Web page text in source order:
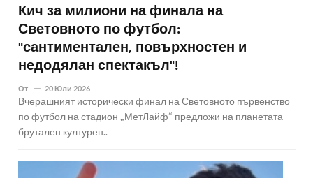
Кич за милиони на финала на
Световното по футбол:
"сантиментален, повърхностен и
недодялан спектакъл"!
От 20 Юли 2026
Вчерашният исторически финал на Световното първенство
по футбол на стадион „МетЛайф“ предложи на планетата
брутален културен..